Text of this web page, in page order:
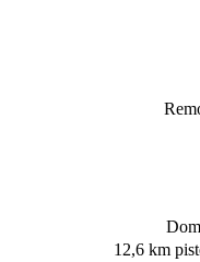
12,6 km